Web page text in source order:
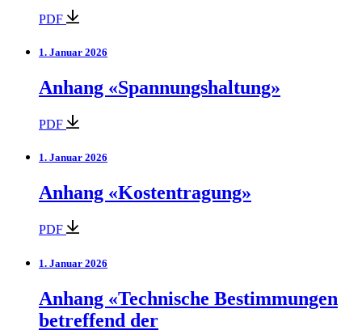
PDF
1. Januar 2026
Anhang «Spannungshaltung»
PDF
1. Januar 2026
Anhang «Kostentragung»
PDF
1. Januar 2026
Anhang «Technische Bestimmungen
betreffend der